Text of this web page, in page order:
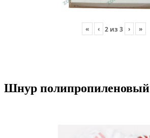
« ‹ 2 из 3 › »
Шнур полипропиленовый